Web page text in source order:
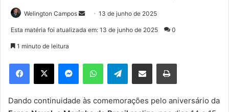
Welington Campos
e
m
e
13 de junho de 2025
Esta matéria foi atualizada em: 13 de junho de 2025 0
1 minuto de leitura
Telegram
Dando continuidade às comemorações pelo aniversário da